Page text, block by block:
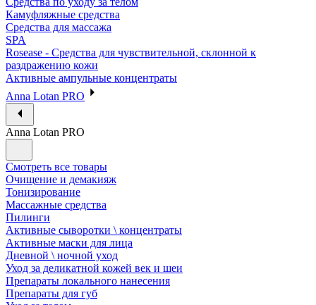
Камуфляжные средства
Средства для массажа
SPA
Rosease - Средства для чувствительной, склонной к
раздражению кожи
Активные ампульные концентраты
Anna Lotan PRO
Anna Lotan PRO
Смотреть все товары
Очищение и демакияж
Тонизирование
Массажные средства
Пилинги
Активные сыворотки \ концентраты
Активные маски для лица
Дневной \ ночной уход
Уход за деликатной кожей век и шеи
Препараты локального нанесения
Препараты для губ